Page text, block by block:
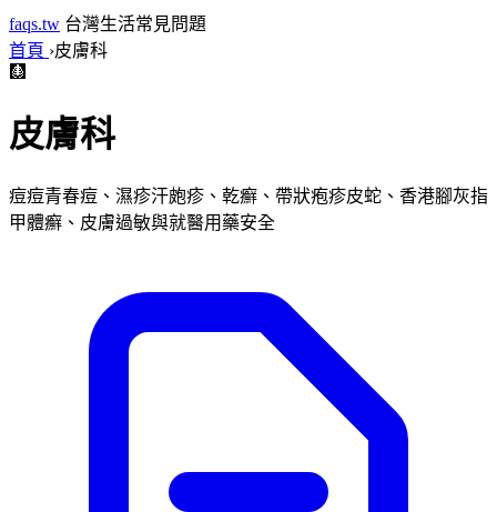
faqs.tw 台灣生活常見問題
首頁 ›皮膚科
🩻
皮膚科
痘痘青春痘、濕疹汗皰疹、乾癬、帶狀疱疹皮蛇、香港腳灰指
甲體癬、皮膚過敏與就醫用藥安全